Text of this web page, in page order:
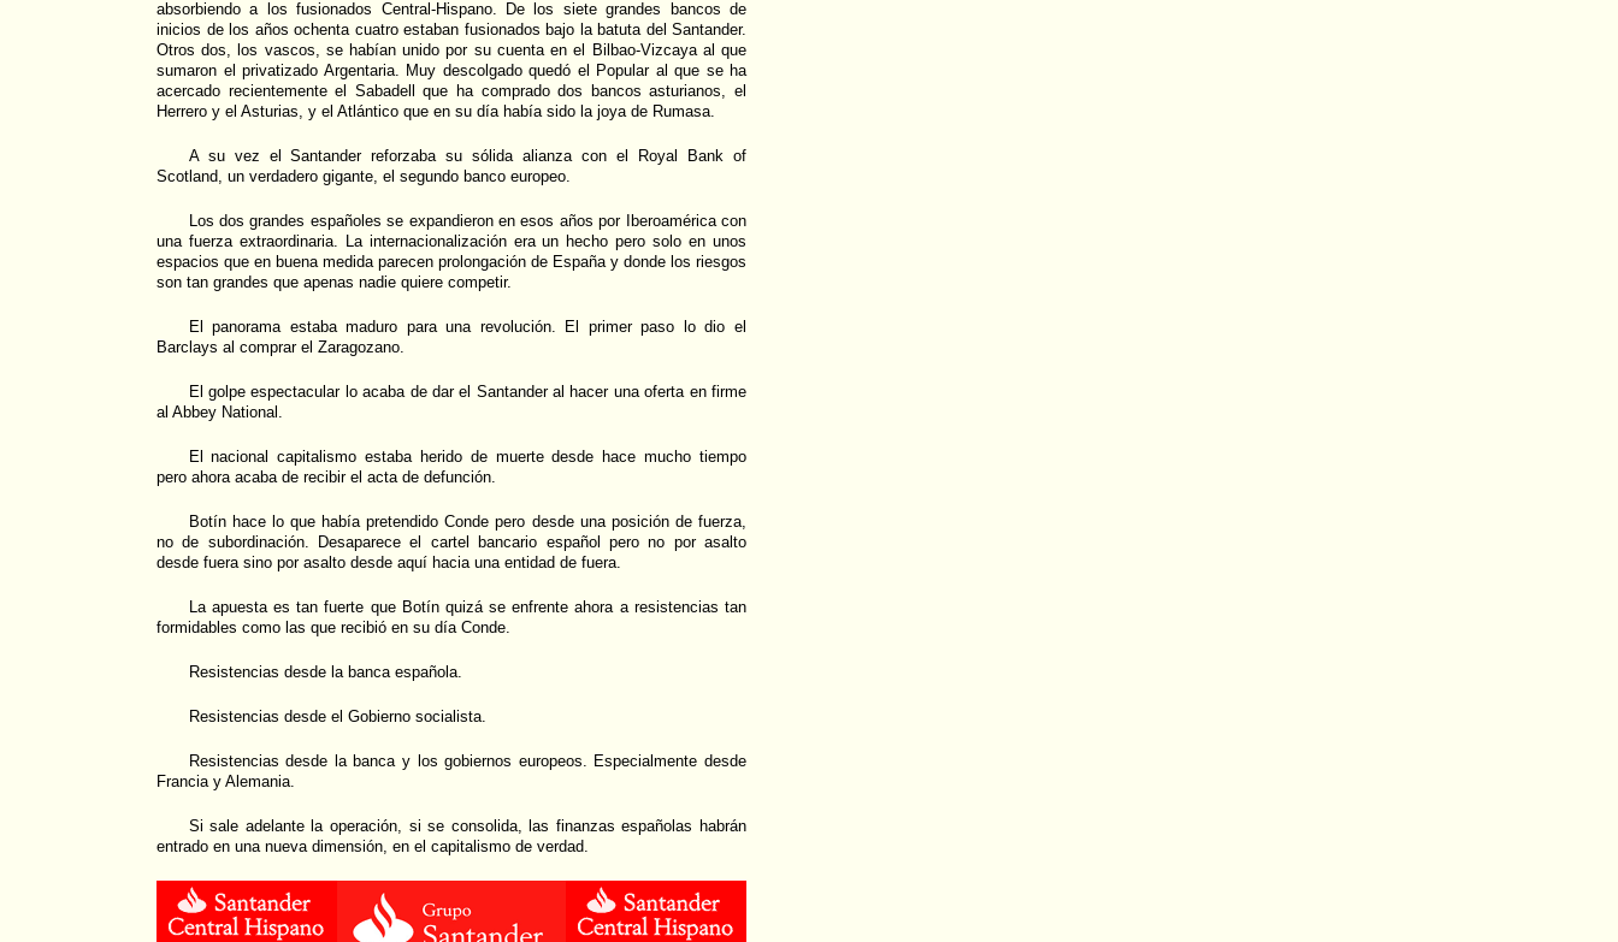
absorbiendo a los fusionados Central-Hispano. De los siete grandes bancos de
inicios de los años ochenta cuatro estaban fusionados bajo la batuta del Santander.
Otros dos, los vascos, se habían unido por su cuenta en el Bilbao-Vizcaya al que
sumaron el privatizado Argentaria. Muy descolgado quedó el Popular al que se ha
acercado recientemente el Sabadell que ha comprado dos bancos asturianos, el
Herrero y el Asturias, y el Atlántico que en su día había sido la joya de Rumasa.
A su vez el Santander reforzaba su sólida alianza con el Royal Bank of
Scotland, un verdadero gigante, el segundo banco europeo.
Los dos grandes españoles se expandieron en esos años por Iberoamérica con
una fuerza extraordinaria. La internacionalización era un hecho pero solo en unos
espacios que en buena medida parecen prolongación de España y donde los riesgos
son tan grandes que apenas nadie quiere competir.
El panorama estaba maduro para una revolución. El primer paso lo dio el
Barclays al comprar el Zaragozano.
El golpe espectacular lo acaba de dar el Santander al hacer una oferta en firme
al Abbey National.
El nacional capitalismo estaba herido de muerte desde hace mucho tiempo
pero ahora acaba de recibir el acta de defunción.
Botín hace lo que había pretendido Conde pero desde una posición de fuerza,
no de subordinación. Desaparece el cartel bancario español pero no por asalto
desde fuera sino por asalto desde aquí hacia una entidad de fuera.
La apuesta es tan fuerte que Botín quizá se enfrente ahora a resistencias tan
formidables como las que recibió en su día Conde.
Resistencias desde la banca española.
Resistencias desde el Gobierno socialista.
Resistencias desde la banca y los gobiernos europeos. Especialmente desde
Francia y Alemania.
Si sale adelante la operación, si se consolida, las finanzas españolas habrán
entrado en una nueva dimensión, en el capitalismo de verdad.